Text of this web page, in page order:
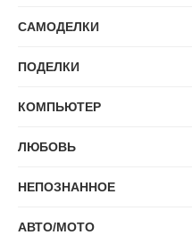
САМОДЕЛКИ
ПОДЕЛКИ
КОМПЬЮТЕР
ЛЮБОВЬ
НЕПОЗНАННОЕ
АВТО/МОТО